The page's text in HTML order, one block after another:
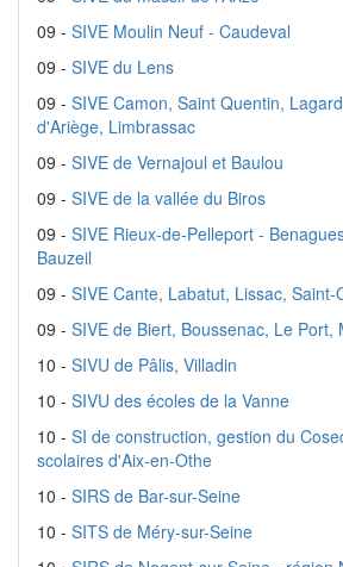
09 - SIVE Moulin Neuf - Caudeval
09 - SIVE du Lens
09 - SIVE Camon, Saint Quentin,
d'Ariège, Limbrassac
09 - SIVE de Vernajoul et Baulou
09 - SIVE de la vallée du Biros
09 - SIVE Rieux-de-Pelleport -
Bauzeil
09 - SIVE Cante, Labatut, Lissac, Saint-
09 - SIVE de Biert, Boussenac, Le Port,
10 - SIVU de Pâlis, Villadin
10 - SIVU des écoles de la Vanne
10 - SI de construction, gestion du
scolaires d'Aix-en-Othe
10 - SIRS de Bar-sur-Seine
10 - SITS de Méry-sur-Seine